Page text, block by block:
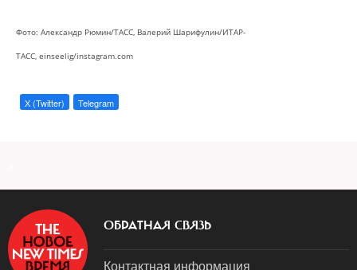
Фото: Александр Рюмин/ТАСС, Валерий Шарифулин/ИТАР-
ТАСС, einseelig/instagram.com
X (Twitter) Telegram
ОБРАТНАЯ СВЯЗЬ
Контактная информация